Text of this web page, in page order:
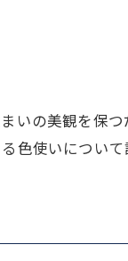
いの美観を保
色使いについ